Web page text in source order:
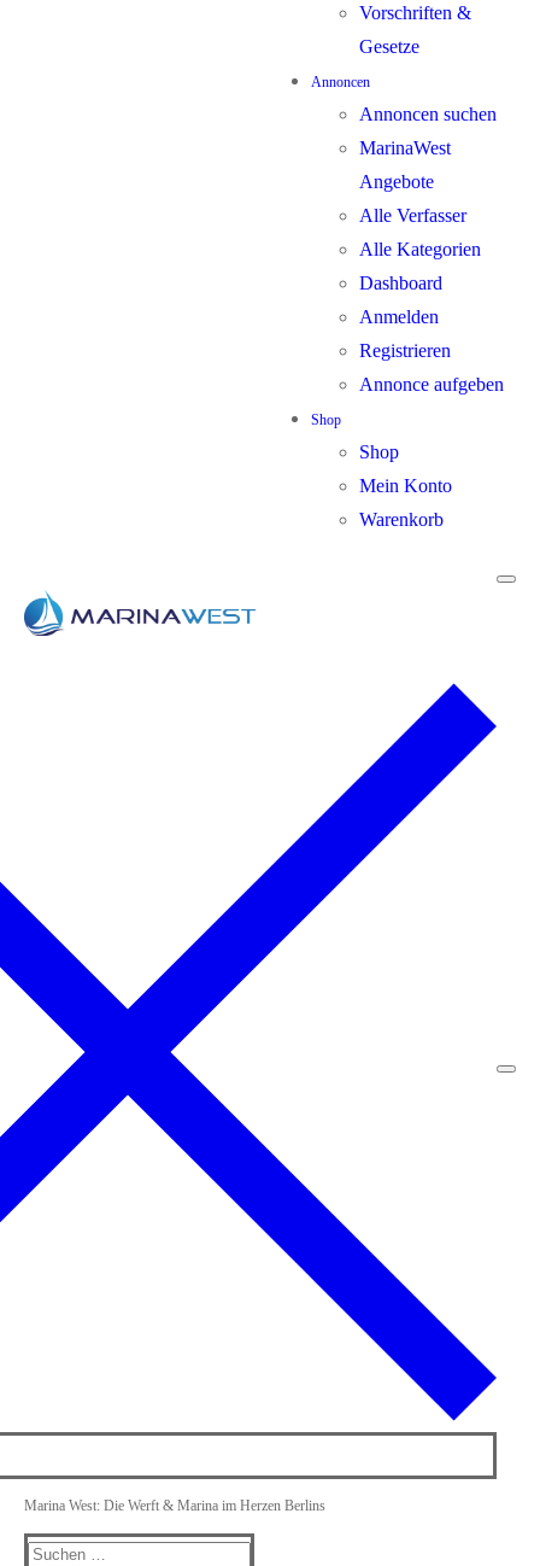
Vorschriften &
Gesetze
Annoncen
Annoncen suchen
MarinaWest
Angebote
Alle Verfasser
Alle Kategorien
Dashboard
Anmelden
Registrieren
Annonce aufgeben
Shop
Shop
Mein Konto
Warenkorb
Marina West: Die Werft & Marina im Herzen Berlins
Suchen